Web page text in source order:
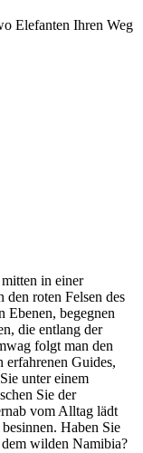
Elefanten Ihren Weg
in einer
den roten Felsen des
Ebenen, begegnen
die entlang der
folgt man den
erfahrenen Guides,
unter einem
Sie der
vom Alltag lädt
Haben Sie
wilden Namibia?